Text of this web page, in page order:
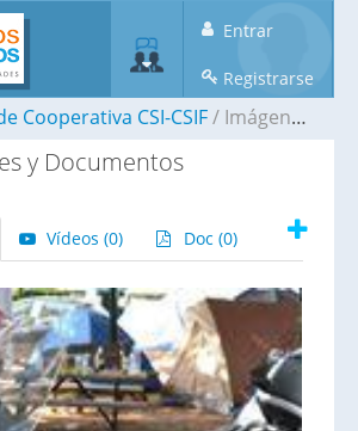
Entrar
Registrarse
Cooperativa CSI-CSIF Imágenes y Documentos
y Documentos
Vídeos (0) Doc (0)